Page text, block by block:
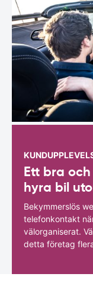
Ett bra
hyra bil
Bekymmerslös
telefonkontakt
välorganiserat.
detta företag